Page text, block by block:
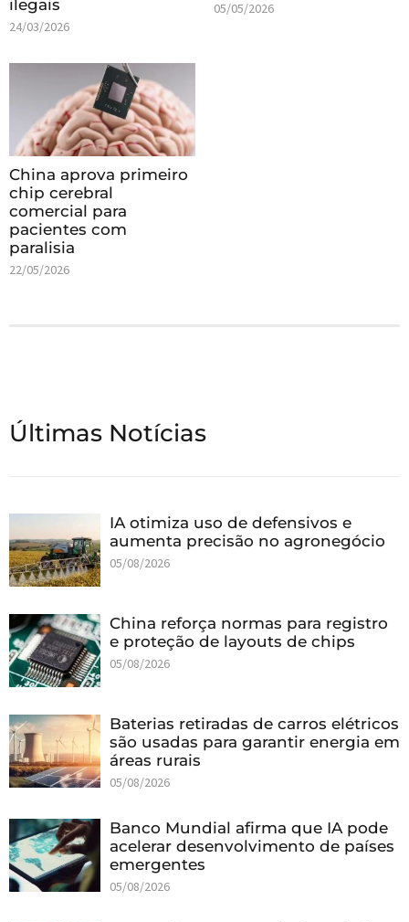
ilegais
24/03/2026
05/05/2026
China aprova primeiro
chip cerebral
comercial para
pacientes com
paralisia
22/05/2026
Últimas Notícias
IA otimiza uso de defensivos e
aumenta precisão no agronegócio
05/08/2026
China reforça normas para registro
e proteção de layouts de chips
05/08/2026
Baterias retiradas de carros elétricos
são usadas para garantir energia em
áreas rurais
05/08/2026
Banco Mundial afirma que IA pode
acelerar desenvolvimento de países
emergentes
05/08/2026